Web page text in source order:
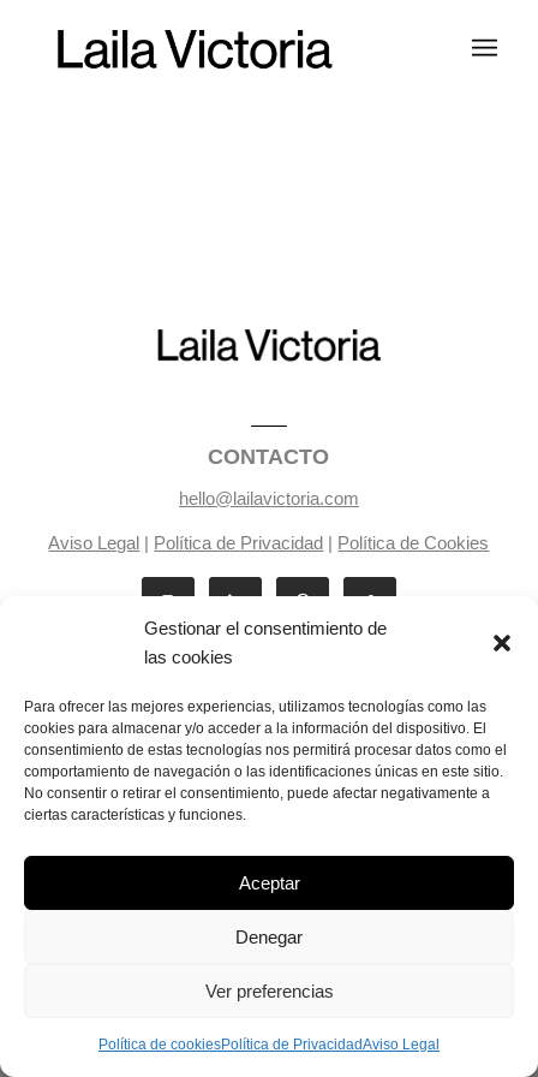
Gestionar el consentimiento de
las cookies
Para ofrecer las mejores experiencias, utilizamos tecnologías como las
cookies para almacenar y/o acceder a la información del dispositivo. El
consentimiento de estas tecnologías nos permitirá procesar datos como el
comportamiento de navegación o las identificaciones únicas en este sitio.
No consentir o retirar el consentimiento, puede afectar negativamente a
ciertas características y funciones.
Aceptar
Denegar
Ver preferencias
Política de cookiesPolítica de PrivacidadAviso Legal
CONTACTO
hello@lailavictoria.com
Aviso Legal | Política de Privacidad | Política de Cookies
Laila Victoria © copyright 2025